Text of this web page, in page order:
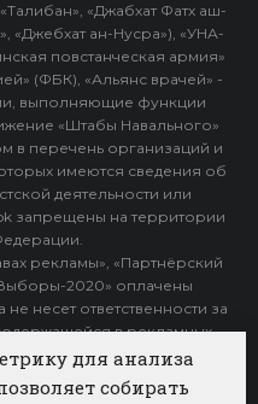
«Джабхат Фатх аш-
«Джебхат ан-Нусра»), «УНА-
повстанческая армия»
(ФБК), «Альянс врачей» -
выполняющие функции
«Штабы Навального»
в перечень организаций и
имеются сведения об
деятельности или
запрещены на территории
рекламы», «Партнёрский
2020» оплачены
несет ответственности за
в рекламных
для анализа
собирать